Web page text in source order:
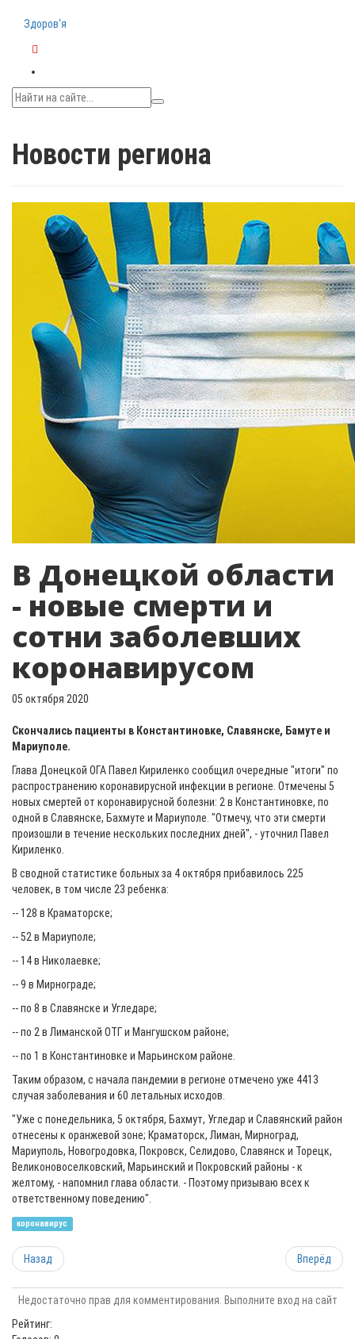
Здоров‘я
Новости региона
В Донецкой области
- новые смерти и
сотни заболевших
коронавирусом
05 октября 2020
Скончались пациенты в Константиновке, Славянске, Бамуте и
Мариуполе.
Глава Донецкой ОГА Павел Кириленко сообщил очередные "итоги" по
распространению коронавирусной инфекции в регионе. Отмечены 5
новых смертей от коронавирусной болезни: 2 в Константиновке, по
одной в Славянске, Бахмуте и Мариуполе. "Отмечу, что эти смерти
произошли в течение нескольких последних дней", - уточнил Павел
Кириленко.
В сводной статистике больных за 4 октября прибавилось 225
человек, в том числе 23 ребенка:
-- 128 в Краматорске;
-- 52 в Мариуполе;
-- 14 в Николаевке;
-- 9 в Мирнограде;
-- по 8 в Славянске и Угледаре;
-- по 2 в Лиманской ОТГ и Мангушском районе;
-- по 1 в Константиновке и Марьинском районе.
Таким образом, с начала пандемии в регионе отмечено уже 4413
случая заболевания и 60 летальных исходов.
"Уже с понедельника, 5 октября, Бахмут, Угледар и Славянский район
отнесены к оранжевой зоне; Краматорск, Лиман, Мирноград,
Мариуполь, Новогродовка, Покровск, Селидово, Славянск и Торецк,
Великоновоселковский, Марьинский и Покровский районы - к
желтому, - напомнил глава области. - Поэтому призываю всех к
ответственному поведению".
коронавирус
Назад Вперёд
Недостаточно прав для комментирования. Выполните вход на сайт
Рейтинг: